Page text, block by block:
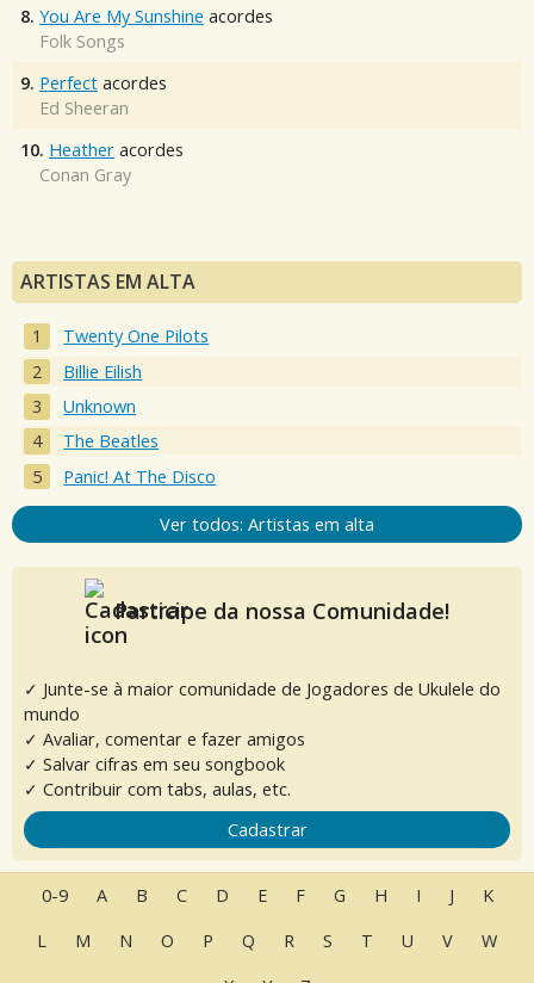
8. You Are My Sunshine acordes
Folk Songs
9. Perfect acordes
Ed Sheeran
10. Heather acordes
Conan Gray
ARTISTAS EM ALTA
Twenty One Pilots
Billie Eilish
Unknown
The Beatles
Panic! At The Disco
Ver todos: Artistas em alta
Participe da nossa Comunidade!
✓ Junte-se à maior comunidade de Jogadores de Ukulele do
mundo
✓ Avaliar, comentar e fazer amigos
✓ Salvar cifras em seu songbook
✓ Contribuir com tabs, aulas, etc.
Cadastrar
0-9 A B C D E F G H I J
K
L
M N O P Q R S T U V
W